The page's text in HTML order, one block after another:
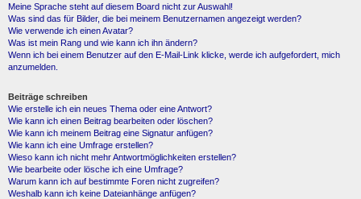
Meine Sprache steht auf diesem Board nicht zur Auswahl!
Was sind das für Bilder, die bei meinem Benutzernamen angezeigt werden?
Wie verwende ich einen Avatar?
Was ist mein Rang und wie kann ich ihn ändern?
Wenn ich bei einem Benutzer auf den E-Mail-Link klicke, werde ich aufgefordert, mich
anzumelden.
Beiträge schreiben
Wie erstelle ich ein neues Thema oder eine Antwort?
Wie kann ich einen Beitrag bearbeiten oder löschen?
Wie kann ich meinem Beitrag eine Signatur anfügen?
Wie kann ich eine Umfrage erstellen?
Wieso kann ich nicht mehr Antwortmöglichkeiten erstellen?
Wie bearbeite oder lösche ich eine Umfrage?
Warum kann ich auf bestimmte Foren nicht zugreifen?
Weshalb kann ich keine Dateianhänge anfügen?